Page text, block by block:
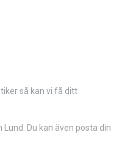
så kan vi få ditt
Du kan även posta din